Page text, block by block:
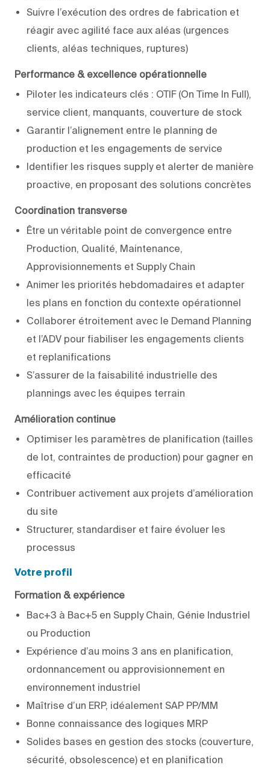
Suivre l’exécution des ordres de fabrication et
réagir avec agilité face aux aléas (urgences
clients, aléas techniques, ruptures)
Performance & excellence opérationnelle
Piloter les indicateurs clés : OTIF (On Time In Full),
service client, manquants, couverture de stock
Garantir l’alignement entre le planning de
production et les engagements de service
Identifier les risques supply et alerter de manière
proactive, en proposant des solutions concrètes
Coordination transverse
Être un véritable point de convergence entre
Production, Qualité, Maintenance,
Approvisionnements et Supply Chain
Animer les priorités hebdomadaires et adapter
les plans en fonction du contexte opérationnel
Collaborer étroitement avec le Demand Planning
et l’ADV pour fiabiliser les engagements clients
et replanifications
S’assurer de la faisabilité industrielle des
plannings avec les équipes terrain
Amélioration continue
Optimiser les paramètres de planification (tailles
de lot, contraintes de production) pour gagner en
efficacité
Contribuer activement aux projets d’amélioration
du site
Structurer, standardiser et faire évoluer les
processus
Votre profil
Formation & expérience
Bac+3 à Bac+5 en Supply Chain, Génie Industriel
ou Production
Expérience d’au moins 3 ans en planification,
ordonnancement ou approvisionnement en
environnement industriel
Maîtrise d’un ERP, idéalement SAP PP/MM
Bonne connaissance des logiques MRP
Solides bases en gestion des stocks (couverture,
sécurité, obsolescence) et en planification